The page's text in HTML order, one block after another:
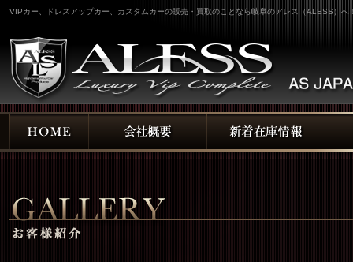
VIPカー、ドレスアップカー、カスタムカーの販売・買取のことなら岐阜のアレス（ALESS）へ